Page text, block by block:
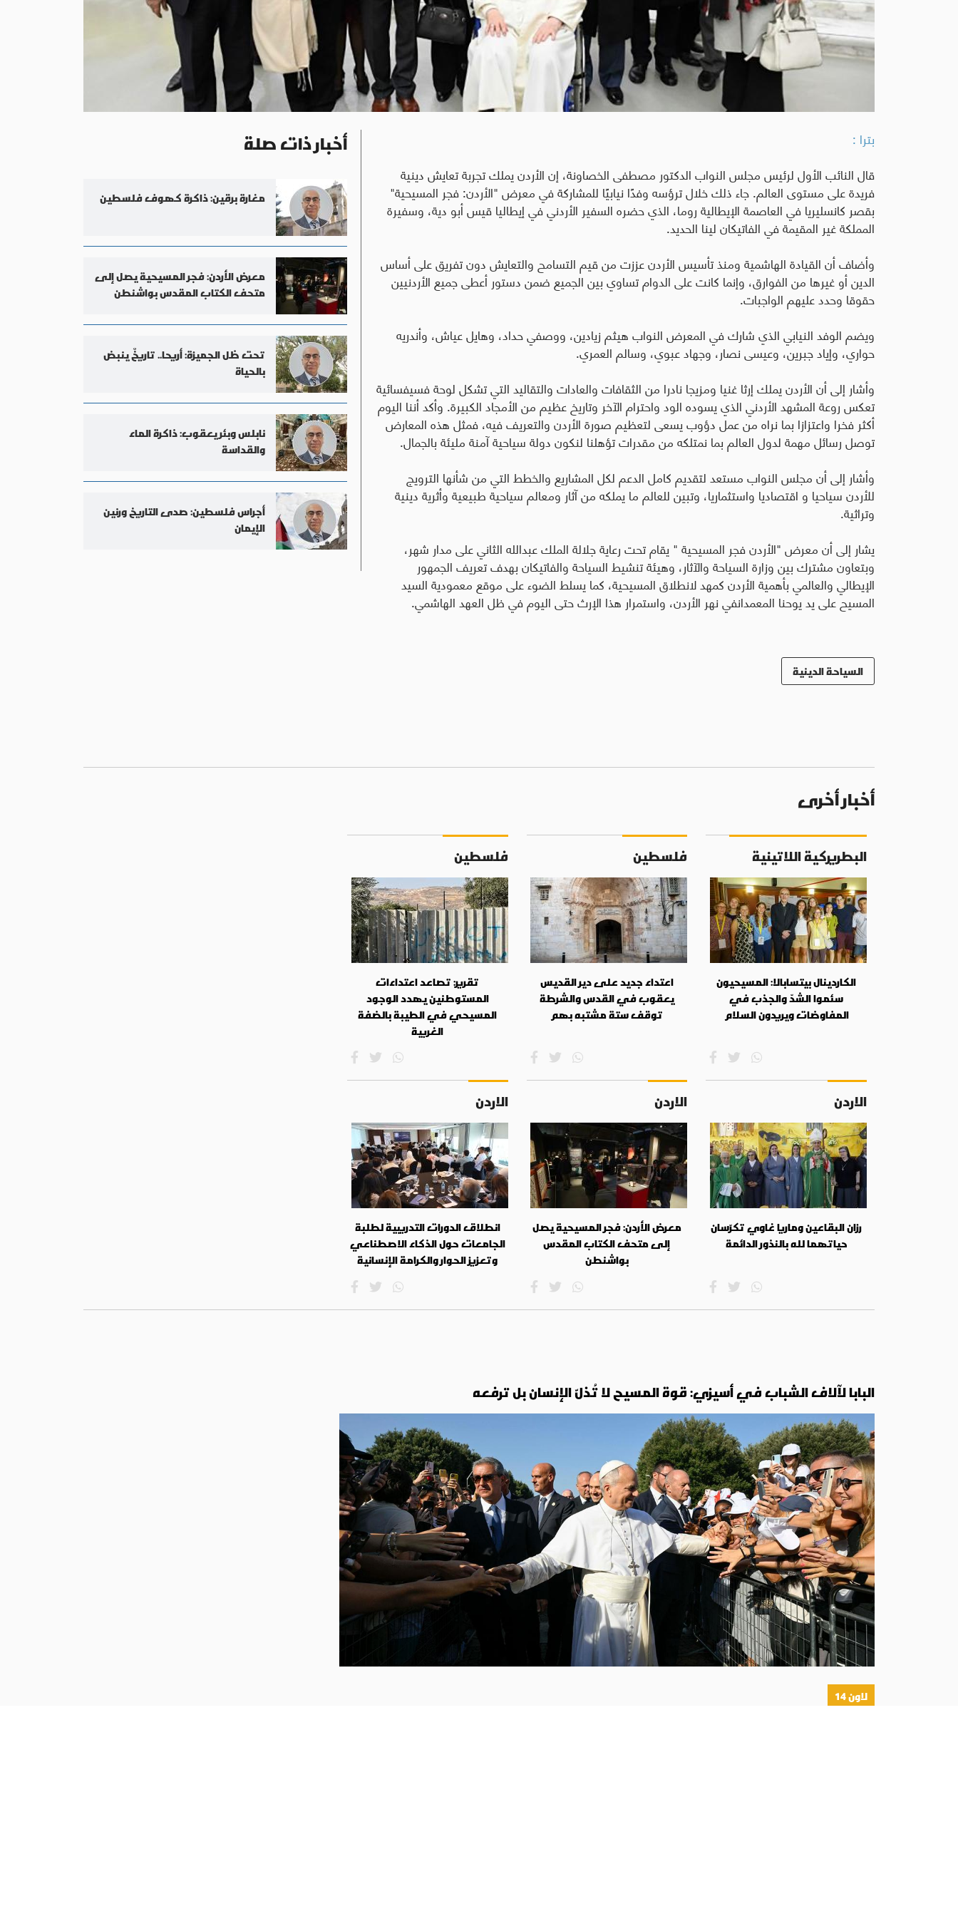
بترا :
قال النائب الأول لرئيس مجلس النواب الدكتور مصطفى الخصاونة، إن الأردن يملك تجربة تعايش دينية
فريدة على مستوى العالم.جاء ذلك خلال ترؤسه وفدًا نيابيًا للمشاركة في معرض "الأردن: فجر المسيحية"
بقصر كانسليريا في العاصمة الإيطالية روما، الذي حضره السفير الأردني في إيطاليا قيس أبو دية، وسفيرة
المملكة غير المقيمة في الفاتيكان لينا الحديد.
وأضاف أن القيادة الهاشمية ومنذ تأسيس الأردن عززت من قيم التسامح والتعايش دون تفريق على أساس
الدين أو غيرها من الفوارق، وإنما كانت على الدوام تساوي بين الجميع ضمن دستور أعطى جميع الأردنيين
حقوقا وحدد عليهم الواجبات.
ويضم الوفد النيابي الذي شارك في المعرض النواب هيثم زيادين، ووصفي حداد، وهايل عياش، وأندريه
حواري، وإياد جبرين، وعيسى نصار، وجهاد عبوي، وسالم العمري.
وأشار إلى أن الأردن يملك إرثا غنيا ومزيجا نادرا من الثقافات والعادات والتقاليد التي تشكل لوحة فسيفسائية
تعكس روعة المشهد الأردني الذي يسوده الود واحترام الآخر وتاريخ عظيم من الأمجاد الكبيرة. وأكد أننا اليوم
أكثر فخرا واعتزازا بما نراه من عمل دؤوب يسعى لتعظيم صورة الأردن والتعريف فيه، فمثل هذه المعارض
توصل رسائل مهمة لدول العالم بما نمتلكه من مقدرات تؤهلنا لنكون دولة سياحية آمنة مليئة بالجمال.
وأشار إلى أن مجلس النواب مستعد لتقديم كامل الدعم لكل المشاريع والخطط التي من شأنها الترويج
للأردن سياحيا و اقتصاديا واستثماريا، وتبين للعالم ما يملكه من آثار ومعالم سياحية طبيعية وأثرية دينية
وتراثية.
يشار إلى أن معرض "الأردن فجر المسيحية " يقام تحت رعاية جلالة الملك عبدالله الثاني على مدار شهر،
وبتعاون مشترك بين وزارة السياحة والآثار، وهيئة تنشيط السياحة والفاتيكان بهدف تعريف الجمهور
الإيطالي والعالمي بأهمية الأردن كمهد لانطلاق المسيحية، كما يسلط الضوء على موقع معمودية السيد
المسيح على يد يوحنا المعمدانفي نهر الأردن، واستمرار هذا الإرث حتى اليوم في ظل العهد الهاشمي.
السياحة الدينية
أخبار ذات صلة
مغارة برقين: ذاكرة كهوف فلسطين
معرض الأردن: فجر المسيحية يصل إلى
متحف الكتاب المقدس بواشنطن
تحت ظل الجميزة: أريحا.. تاريخٌ ينبض
بالحياة
نابلس وبئر يعقوب: ذاكرة الماء
والقداسة
أجراس فلسطين: صدى التاريخ ورنين
الإيمان
أخبار أخرى
البطريركية اللاتينية
الكاردينال بيتسابالا: المسيحيون
سئموا الشدّ والجذب في
المفاوضات ويريدون السلام
فلسطين
اعتداء جديد على دير القديس
يعقوب في القدس والشرطة
توقف ستة مشتبه بهم
فلسطين
تقرير: تصاعد اعتداءات
المستوطنين يهدد الوجود
المسيحي في الطيبة بالضفة
الغربية
الاردن
رزان البقاعين وماريا غاوي تكرّسان
حياتهما لله بالنذور الدائمة
الاردن
معرض الأردن: فجر المسيحية يصل
إلى متحف الكتاب المقدس
بواشنطن
الاردن
انطلاق الدورات التدريبية لطلبة
الجامعات حول الذكاء الاصطناعي
وتعزيز الحوار والكرامة الإنسانية
البابا لآلاف الشباب في أسيزي: قوة المسيح لا تُذلّ الإنسان بل ترفعه
لاون 14